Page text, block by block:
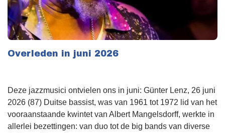
Overleden in juni 2026
Deze jazzmusici ontvielen ons in juni: Günter Lenz, 26 juni
2026 (87) Duitse bassist, was van 1961 tot 1972 lid van het
vooraanstaande kwintet van Albert Mangelsdorff, werkte in
allerlei bezettingen: van duo tot de big bands van diverse